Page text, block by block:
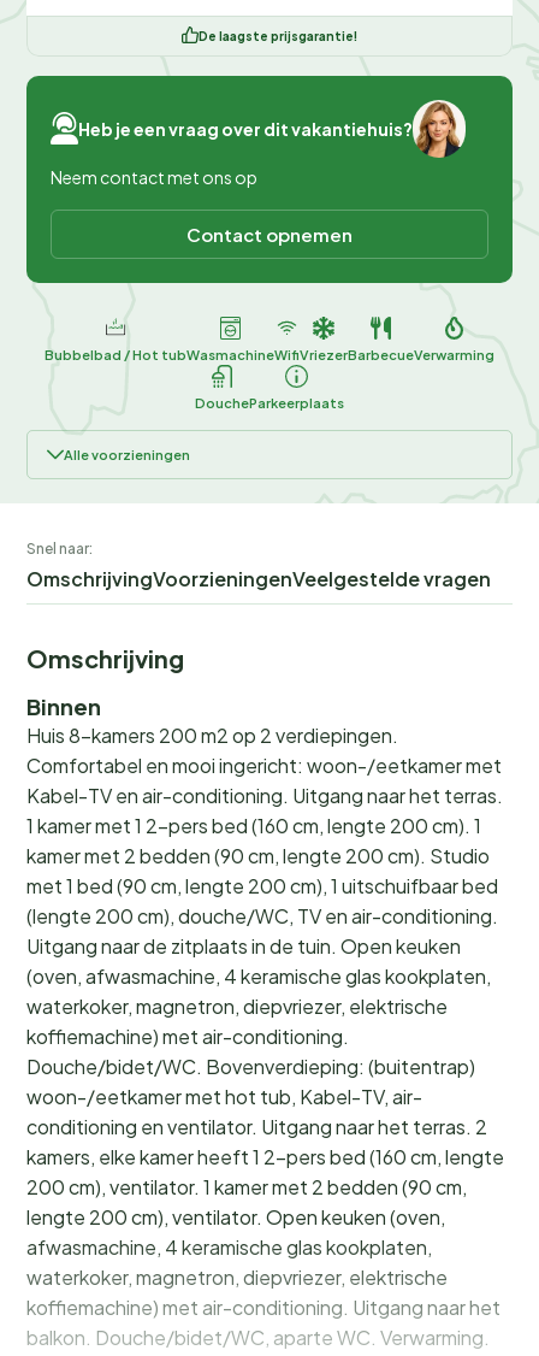
De laagste prijsgarantie!
Heb je een vraag over dit vakantiehuis?
Neem contact met ons op
Contact opnemen
Bubbelbad / Hot tubWasmachineWifiVriezerBarbecueVerwarming
DoucheParkeerplaats
Alle voorzieningen
Snel naar:
OmschrijvingVoorzieningenVeelgestelde vragen
Omschrijving
Binnen
Huis 8-kamers 200 m2 op 2 verdiepingen.
Comfortabel en mooi ingericht: woon-/eetkamer met
Kabel-TV en air-conditioning. Uitgang naar het terras.
1 kamer met 1 2-pers bed (160 cm, lengte 200 cm). 1
kamer met 2 bedden (90 cm, lengte 200 cm). Studio
met 1 bed (90 cm, lengte 200 cm), 1 uitschuifbaar bed
(lengte 200 cm), douche/WC, TV en air-conditioning.
Uitgang naar de zitplaats in de tuin. Open keuken
(oven, afwasmachine, 4 keramische glas kookplaten,
waterkoker, magnetron, diepvriezer, elektrische
koffiemachine) met air-conditioning.
Douche/bidet/WC. Bovenverdieping: (buitentrap)
woon-/eetkamer met hot tub, Kabel-TV, air-
conditioning en ventilator. Uitgang naar het terras. 2
kamers, elke kamer heeft 1 2-pers bed (160 cm, lengte
200 cm), ventilator. 1 kamer met 2 bedden (90 cm,
lengte 200 cm), ventilator. Open keuken (oven,
afwasmachine, 4 keramische glas kookplaten,
waterkoker, magnetron, diepvriezer, elektrische
koffiemachine) met air-conditioning. Uitgang naar het
balkon. Douche/bidet/WC, aparte WC. Verwarming.